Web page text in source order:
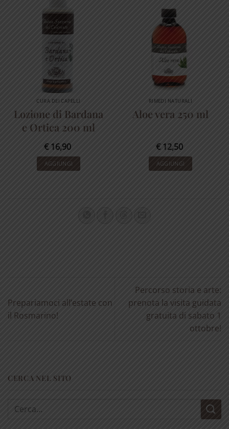
CURA DEI CAPELLI
Lozione di Bardana
e Ortica 200 ml
€16,90
AGGIUNGI
RIMEDI NATURALI
Aloe vera 250 ml
€12,50
AGGIUNGI
Prepariamoci all’estate con
il Rosmarino!
Percorso storia e arte:
prenota la visita guidata
gratuita di sabato 1
ottobre!
CERCA NEL SITO
Cerca: